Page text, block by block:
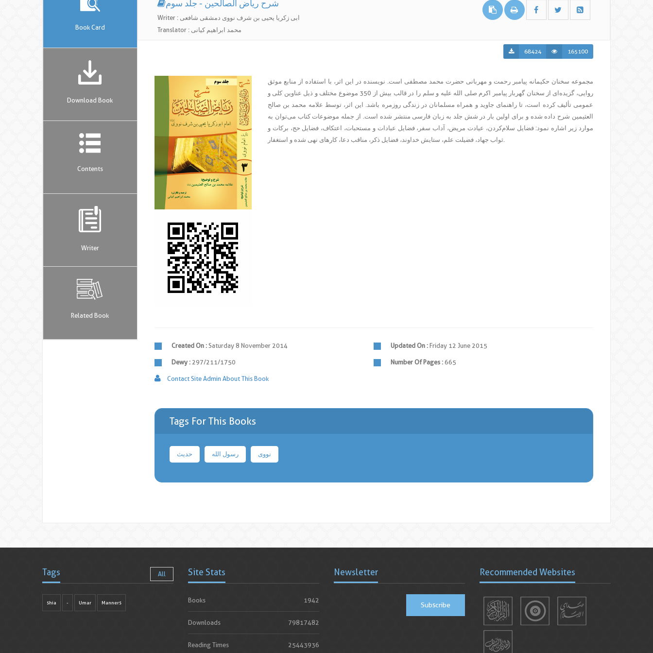
Book Card
Download Book
Contents
Writer
Related Book
شرح ریاض الصالحین - جلد سوم
Writer : ابی زکریا یحیی بن شرف نووی دمشقی شافعی
Translator : محمد ابراهیم کیانی
68424 165100
مجموعه سخنان حکیمانه پیامبر رحمت و مهربانی حضرت محمد مصطفی است. نویسنده در این اثر، با استفاده از منابع موثق
روایی، گزیده‌ای از سخنان گهربار پیامبر اکرم صلی الله علیه و سلم را در قالب بیش از 350 موضوع مختلف و ذیل عناوین کلی و
عمومی تألیف کرده است، تا راهنمای جاوید و همراه مسلمانان در زندگی روزمره باشد. این اثر، توسط علامه محمد بن صالح
العثیمین شرح داده شده و برای اولین بار در شش جلد به زبان فارسی منتشر شده است. از جمله موضوعات کتاب می‌توان به
موارد زیر اشاره نمود: فضایل سلام‌کردن، عیادت مریض، آداب سفر، فضایل عبادات و مستحبات، اعتکاف، فضایل حج، برکات و
ثواب جهاد، فضیلت علم، ستایش خداوند، فضایل ذکر، مناقب دعا، کارهای نهی شده و استغفار.
Created On : Saturday 8 November 2014 Updated On : Friday 12 June 2015
Dewy : 297/211/1750 Number Of Pages : 665
Contact Site Admin About This Book
Tags For This Books
حدیث رسول الله نووی
Tags All
shia - Umar Manners
Site Stats
Books 1942
Downloads 79817482
Reading Times 25443936
Newsletter
Subscribe
Recommended Websites